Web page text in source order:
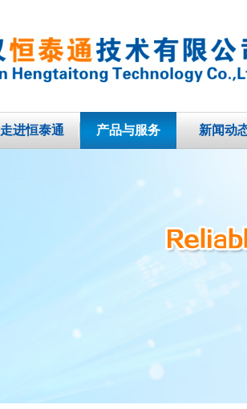
走进恒泰通 产品与服务 新闻动